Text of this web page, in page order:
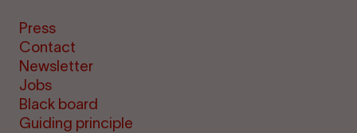
Press
Contact
Newsletter
Jobs
Black board
Guiding principle